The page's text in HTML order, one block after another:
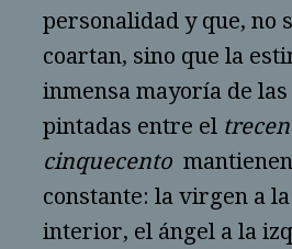
personalidad y que, no
coartan, sino que la
inmensa mayoría de
pintadas entre el
cinquecento
constante: la virgen a
interior, el ángel a la